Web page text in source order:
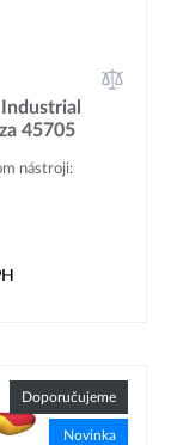
45705
nástroji:
Doporučujeme
Novinka